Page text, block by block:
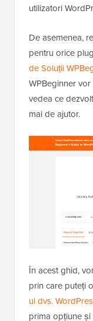
utilizatori
De asemenea,
pentru orice
de Soluții
WPBeginner
vedea ce
mai de ajutor.
În acest ghid,
prin care puteți
ul dvs.
prima opțiune